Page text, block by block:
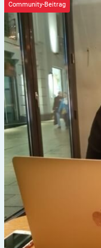
Community-Beitrag